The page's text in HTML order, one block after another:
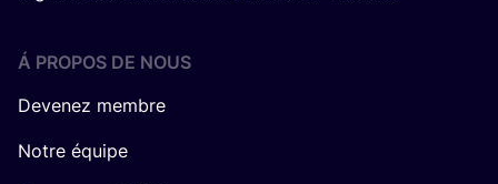
Á PROPOS DE NOUS
Devenez membre
Notre équipe